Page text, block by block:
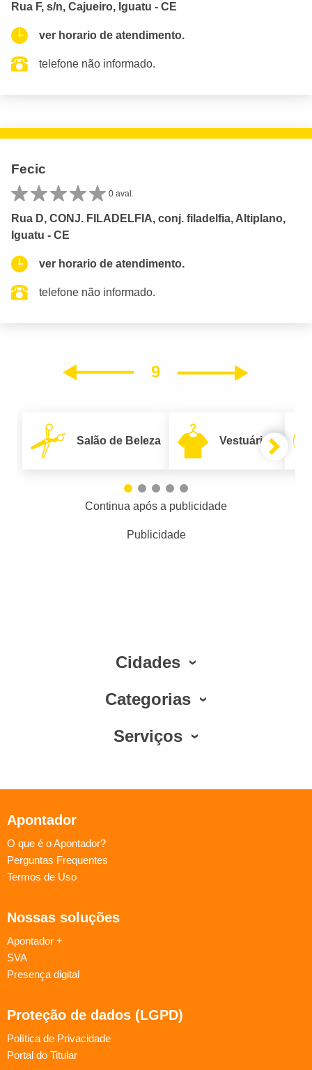
Rua F, s/n, Cajueiro, Iguatu - CE
ver horario de atendimento.
telefone não informado.
Fecic
0 aval.
Rua D, CONJ. FILADELFIA, conj. filadelfia, Altiplano,
Iguatu - CE
ver horario de atendimento.
telefone não informado.
9
Salão de Beleza Vestuário
Continua após a publicidade
Publicidade
Cidades
Categorias
Serviços
Apontador
O que é o Apontador?
Perguntas Frequentes
Termos de Uso
Nossas soluções
Apontador +
SVA
Presença digital
Proteção de dados (LGPD)
Política de Privacidade
Portal do Titular